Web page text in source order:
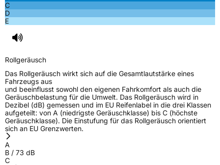
C
D
E
Rollgeräusch
Das Rollgeräusch wirkt sich auf die Gesamtlautstärke eines
Fahrzeugs aus
und beeinflusst sowohl den eigenen Fahrkomfort als auch die
Geräuschbelastung für die Umwelt. Das Rollgeräusch wird in
Dezibel (dB) gemessen und im EU Reifenlabel in die drei Klassen
aufgeteilt: von A (niedrigste Geräuschklasse) bis C (höchste
Geräuschklasse). Die Einstufung für das Rollgeräusch orientiert
sich an EU Grenzwerten.
A
B / 73 dB
C